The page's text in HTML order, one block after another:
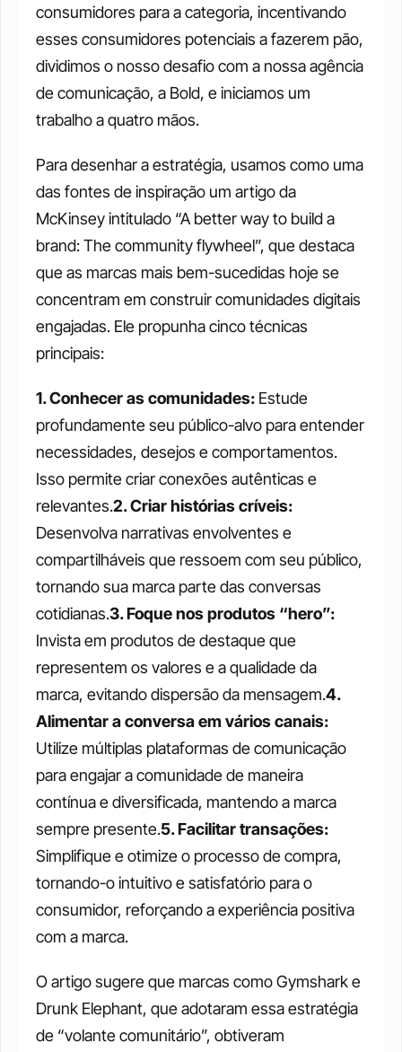
consumidores para a categoria, incentivando
esses consumidores potenciais a fazerem pão,
dividimos o nosso desafio com a nossa agência
de comunicação, a Bold, e iniciamos um
trabalho a quatro mãos.
Para desenhar a estratégia, usamos como uma
das fontes de inspiração um artigo da
McKinsey intitulado “A better way to build a
brand: The community flywheel”, que destaca
que as marcas mais bem-sucedidas hoje se
concentram em construir comunidades digitais
engajadas. Ele propunha cinco técnicas
principais:
1. Conhecer as comunidades: Estude
profundamente seu público-alvo para entender
necessidades, desejos e comportamentos.
Isso permite criar conexões autênticas e
relevantes.
Desenvolva narrativas envolventes e
compartilháveis que ressoem com seu público,
tornando sua marca parte das conversas
cotidianas.
Invista em produtos de destaque que
representem os valores e a qualidade da
marca, evitando dispersão da mensagem.4.
Utilize múltiplas plataformas de comunicação
para engajar a comunidade de maneira
contínua e diversificada, mantendo a marca
sempre presente.
Simplifique e otimize o processo de compra,
tornando-o intuitivo e satisfatório para o
consumidor, reforçando a experiência positiva
com a marca.
O artigo sugere que marcas como Gymshark e
Drunk Elephant, que adotaram essa estratégia
de “volante comunitário”, obtiveram